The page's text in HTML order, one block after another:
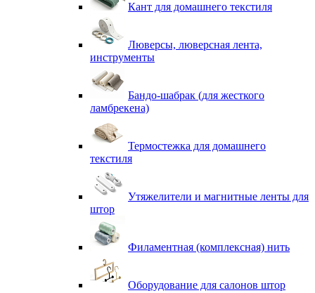
Кант для домашнего текстиля
Люверсы, люверсная лента,
инструменты
Бандо-шабрак (для жесткого
ламбрекена)
Термостежка для домашнего
текстиля
Утяжелители и магнитные ленты для
штор
Филаментная (комплексная) нить
Оборудование для салонов штор